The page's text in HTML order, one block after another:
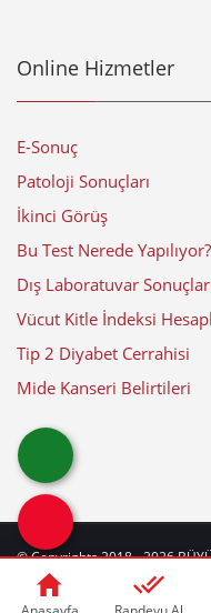
Online Hizmetler
E-Sonuç
Patoloji Sonuçları
İkinci Görüş
Bu Test Nerede Yapılıyor?
Dış Laboratuvar
Vücut Kitle İndeksi
Tip 2 Diyabet Cerrahisi
Mide Kanseri Belirtileri
© Copyrights 2018 - 2026
web Güncelleme